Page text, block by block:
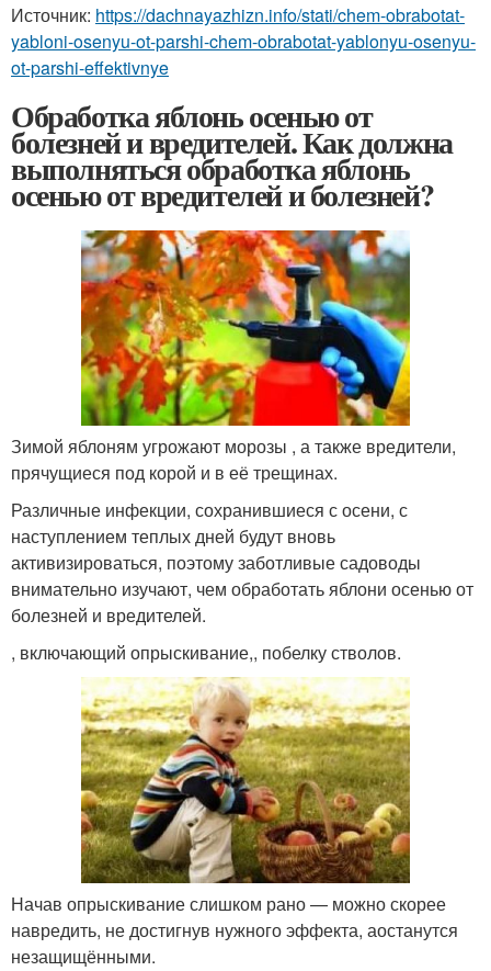
Источник: https://dachnayazhizn.info/stati/chem-obrabotat-
yabloni-osenyu-ot-parshi-chem-obrabotat-yablonyu-osenyu-
ot-parshi-effektivnye
Обработка яблонь осенью от
болезней и вредителей. Как должна
выполняться обработка яблонь
осенью от вредителей и болезней?
Зимой яблоням угрожают морозы , а также вредители,
прячущиеся под корой и в её трещинах.
Различные инфекции, сохранившиеся с осени, с
наступлением теплых дней будут вновь
активизироваться, поэтому заботливые садоводы
внимательно изучают, чем обработать яблони осенью от
болезней и вредителей.
, включающий опрыскивание,, побелку стволов.
Начав опрыскивание слишком рано — можно скорее
навредить, не достигнув нужного эффекта, аостанутся
незащищёнными.